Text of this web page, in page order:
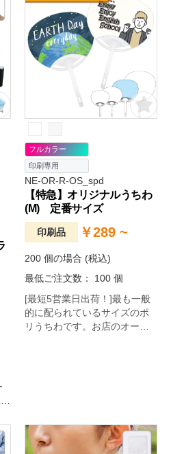
フルカラー
印刷専用
NE-OR-R-OS_spd
【特急】オリジナルうちわ
(M) 定番サイズ
印刷品 ￥289 ~
200 個の場合 (税込)
最低ご注文数： 100 個
[最短5営業日出荷！]最も一般
的に配られているサイズのポ
リうちわです。お店のオープ